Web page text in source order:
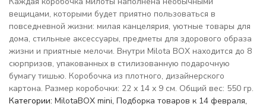
вещицами, которыми будет приятно пользоваться в
повседневной жизни: милая канцелярия, уютные товары для
дома, стильные аксессуары, предметы для здорового образа
жизни и приятные мелочи. Внутри Milota BOX находится до 8
сюрпризов, упакованных в стилизованную подарочную
бумагу тишью. Коробочка из плотного, дизайнерского
картона. Размер коробочки: 22 х 14 х 9 см. Общий вес: 550 гр.
Категории: MilotaBOX mini, Подборка товаров к 14 февраля,